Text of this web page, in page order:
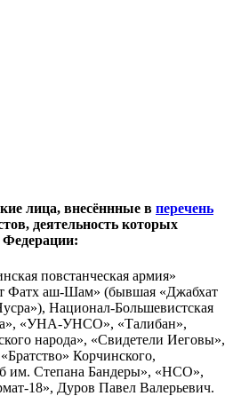
лица, внесённные в перечень
деятельность которых
Федерации:
повстанческая армия»
аш-Шам» (бывшая «Джабхат
Национал-Большевистская
«УНА-УНСО», «Талибан»,
народа», «Свидетели Иеговы»,
Корчинского,
им. Степана Бандеры», «НСО»,
18», Дуров Павел Валерьевич.